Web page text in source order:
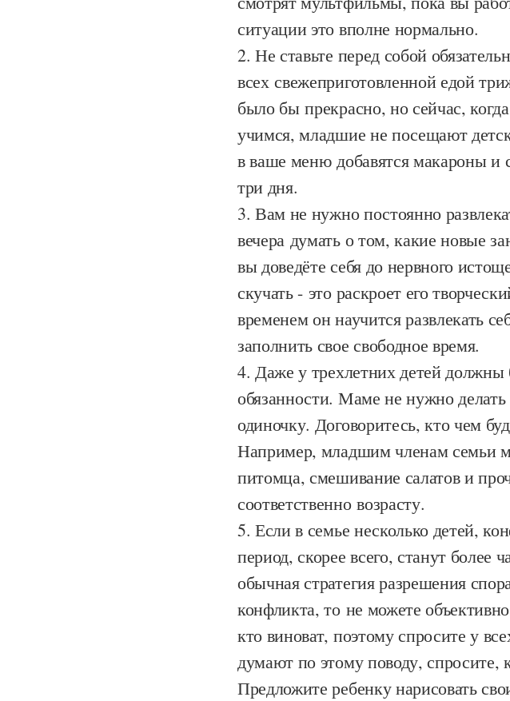
ситуации это вполне нормально.
Не ставьте перед собой
всех свежеприготовленной едой
было бы прекрасно, но сейчас,
учимся, младшие не посещают
в ваше меню добавятся макароны и
три дня.
Вам не нужно постоянно
вечера думать о том, какие новые
вы доведёте себя до нервного
скучать - это раскроет его
временем он научится развлекать
заполнить свое свободное время.
Даже у трехлетних детей
обязанности. Маме не нужно
одиночку. Договоритесь, кто чем
Например, младшим членам семьи
питомца, смешивание салатов и
соответственно возрасту.
Если в семье несколько детей,
период, скорее всего, станут более
обычная стратегия разрешения
конфликта, то не можете
кто виноват, поэтому спросите у
думают по этому поводу, спросите,
Предложите ребенку нарисовать